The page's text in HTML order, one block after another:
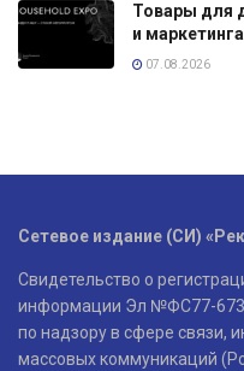
Товары для
и маркетинга
07.08.2026
Сетевое издание (СИ)
Свидетельство о
информации Эл №ФС77-
по надзору в сфере связи,
массовых коммуникаций